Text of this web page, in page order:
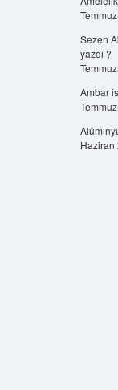
Sezen
yazdı ?
Ambar
Haziran